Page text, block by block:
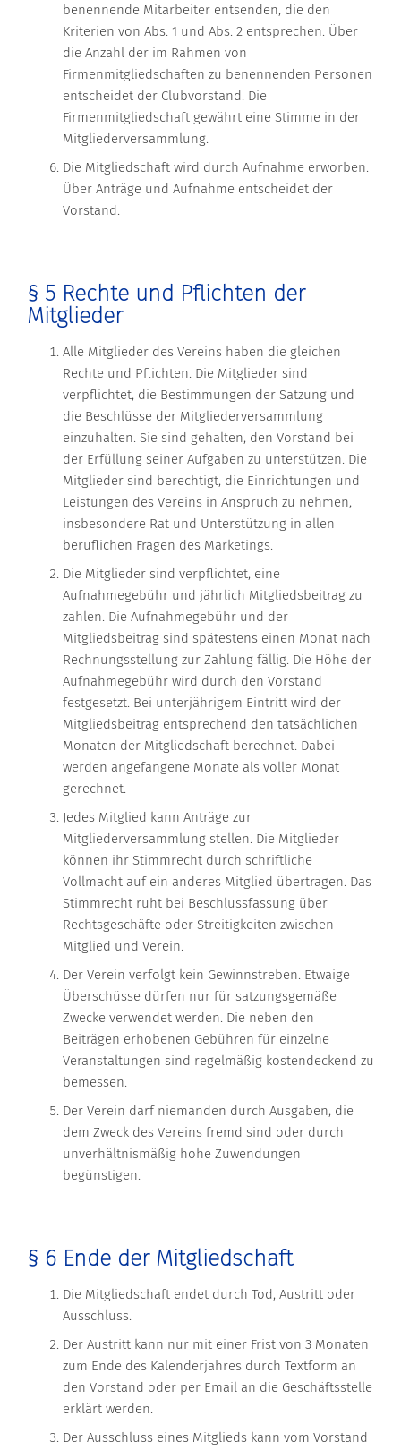
benennende Mitarbeiter entsenden, die den
Kriterien von Abs. 1 und Abs. 2 entsprechen. Über
die Anzahl der im Rahmen von
Firmenmitgliedschaften zu benennenden Personen
entscheidet der Clubvorstand. Die
Firmenmitgliedschaft gewährt eine Stimme in der
Mitgliederversammlung.
Die Mitgliedschaft wird durch Aufnahme erworben.
Über Anträge und Aufnahme entscheidet der
Vorstand.
§ 5 Rechte und Pflichten der
Mitglieder
Alle Mitglieder des Vereins haben die gleichen
Rechte und Pflichten. Die Mitglieder sind
verpflichtet, die Bestimmungen der Satzung und
die Beschlüsse der Mitgliederversammlung
einzuhalten. Sie sind gehalten, den Vorstand bei
der Erfüllung seiner Aufgaben zu unterstützen. Die
Mitglieder sind berechtigt, die Einrichtungen und
Leistungen des Vereins in Anspruch zu nehmen,
insbesondere Rat und Unterstützung in allen
beruflichen Fragen des Marketings.
Die Mitglieder sind verpflichtet, eine
Aufnahmegebühr und jährlich Mitgliedsbeitrag zu
zahlen. Die Aufnahmegebühr und der
Mitgliedsbeitrag sind spätestens einen Monat nach
Rechnungsstellung zur Zahlung fällig. Die Höhe der
Aufnahmegebühr wird durch den Vorstand
festgesetzt. Bei unterjährigem Eintritt wird der
Mitgliedsbeitrag entsprechend den tatsächlichen
Monaten der Mitgliedschaft berechnet. Dabei
werden angefangene Monate als voller Monat
gerechnet.
Jedes Mitglied kann Anträge zur
Mitgliederversammlung stellen. Die Mitglieder
können ihr Stimmrecht durch schriftliche
Vollmacht auf ein anderes Mitglied übertragen. Das
Stimmrecht ruht bei Beschlussfassung über
Rechtsgeschäfte oder Streitigkeiten zwischen
Mitglied und Verein.
Der Verein verfolgt kein Gewinnstreben. Etwaige
Überschüsse dürfen nur für satzungsgemäße
Zwecke verwendet werden. Die neben den
Beiträgen erhobenen Gebühren für einzelne
Veranstaltungen sind regelmäßig kostendeckend zu
bemessen.
Der Verein darf niemanden durch Ausgaben, die
dem Zweck des Vereins fremd sind oder durch
unverhältnismäßig hohe Zuwendungen
begünstigen.
§ 6 Ende der Mitgliedschaft
Die Mitgliedschaft endet durch Tod, Austritt oder
Ausschluss.
Der Austritt kann nur mit einer Frist von 3 Monaten
zum Ende des Kalenderjahres durch Textform an
den Vorstand oder per Email an die Geschäftsstelle
erklärt werden.
Der Ausschluss eines Mitglieds kann vom Vorstand